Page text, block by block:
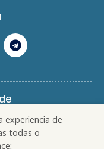
experiencia de
todas o